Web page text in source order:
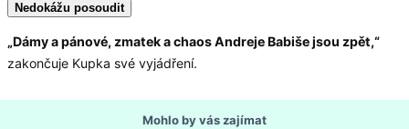
Nedokážu posoudit
„Dámy a pánové, zmatek a chaos Andreje Babiše jsou zpět,“
zakončuje Kupka své vyjádření.
Mohlo by vás zajímat